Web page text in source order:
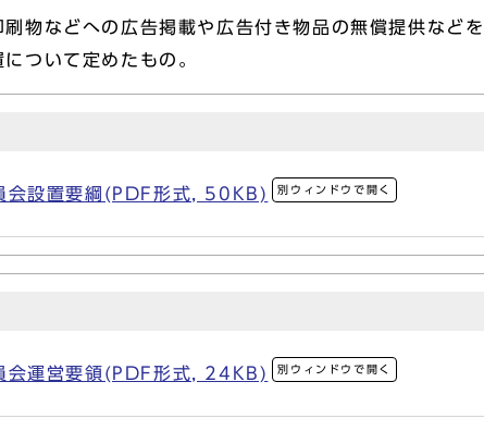
物などへの広告掲載や広告付き物品の無償提供など
ついて定めたもの。
会設置要綱(PDF形式, 50KB) 別ウィンドウで開く
会運営要領(PDF形式, 24KB) 別ウィンドウで開く